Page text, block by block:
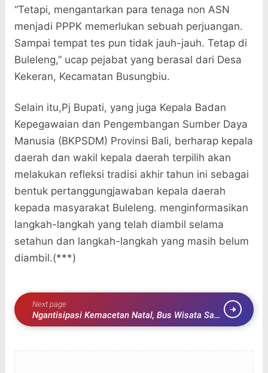
“Tetapi, mengantarkan para tenaga non ASN
menjadi PPPK memerlukan sebuah perjuangan.
Sampai tempat tes pun tidak jauh-jauh. Tetap di
Buleleng,” ucap pejabat yang berasal dari Desa
Kekeran, Kecamatan Busungbiu.
Selain itu,Pj Bupati, yang juga Kepala Badan
Kepegawaian dan Pengembangan Sumber Daya
Manusia (BKPSDM) Provinsi Bali, berharap kepala
daerah dan wakil kepala daerah terpilih akan
melakukan refleksi tradisi akhir tahun ini sebagai
bentuk pertanggungjawaban kepala daerah
kepada masyarakat Buleleng. menginformasikan
langkah-langkah yang telah diambil selama
setahun dan langkah-langkah yang masih belum
diambil.(***)
Next page
Ngantisipasi Kemacetan Natal, Bus Wisata Sane
Kausulang Lewat Buleleng